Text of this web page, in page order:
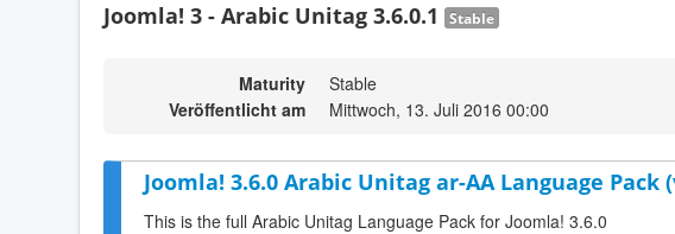
Joomla! 3 - Arabic Unitag 3.6.0.1 Stable
Maturity
Stable
Veröffentlicht am
Mittwoch, 13. Juli 2016 00:00
Joomla! 3.6.0 Arabic Unitag ar-AA Language Pack
This is the full Arabic Unitag Language Pack for Joomla! 3.6.0